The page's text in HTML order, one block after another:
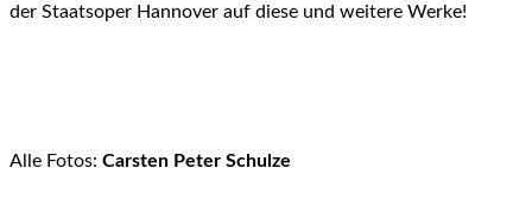
der Staatsoper Hannover auf diese und weitere Werke!
Alle Fotos: Carsten Peter Schulze